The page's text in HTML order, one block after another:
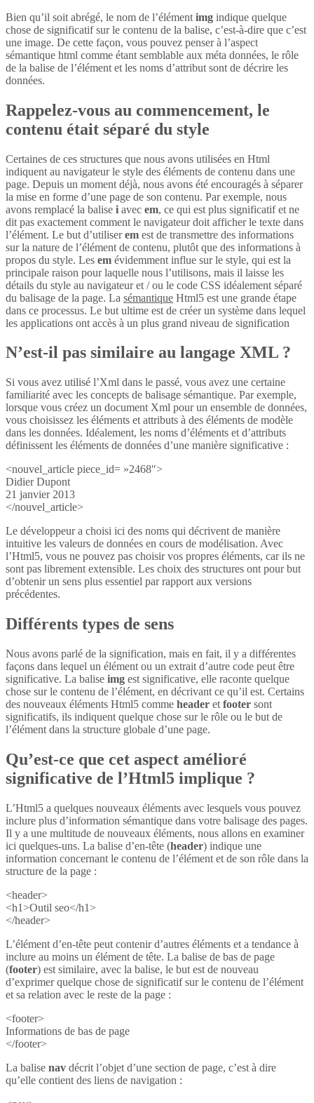
Bien qu’il soit abrégé, le nom de l’élément img indique quelque
chose de significatif sur le contenu de la balise, c’est-à-dire que c’est
une image. De cette façon, vous pouvez penser à l’aspect
sémantique html comme étant semblable aux méta données, le rôle
de la balise de l’élément et les noms d’attribut sont de décrire les
données.
Rappelez-vous au commencement, le
contenu était séparé du style
Certaines de ces structures que nous avons utilisées en Html
indiquent au navigateur le style des éléments de contenu dans une
page. Depuis un moment déjà, nous avons été encouragés à séparer
la mise en forme d’une page de son contenu. Par exemple, nous
avons remplacé la balise i avec em, ce qui est plus significatif et ne
dit pas exactement comment le navigateur doit afficher le texte dans
l’élément. Le but d’utiliserem est de transmettre des informations
sur la nature de l’élément de contenu, plutôt que des informations à
propos du style. Les em évidemment influe sur le style, qui est la
principale raison pour laquelle nous l’utilisons, mais il laisse les
détails du style au navigateur et / ou le code CSS idéalement séparé
du balisage de la page. La sémantique Html5 est une grande étape
dans ce processus. Le but ultime est de créer un système dans lequel
les applications ont accès à un plus grand niveau de signification
N’est-il pas similaire au langage XML ?
Si vous avez utilisé l’Xml dans le passé, vous avez une certaine
familiarité avec les concepts de balisage sémantique. Par exemple,
lorsque vous créez un document Xml pour un ensemble de données,
vous choisissez les éléments et attributs à des éléments de modèle
dans les données. Idéalement, les noms d’éléments et d’attributs
définissent les éléments de données d’une manière significative :
<nouvel_article piece_id= »2468″>
Didier Dupont
21 janvier 2013
</nouvel_article>
Le développeur a choisi ici des noms qui décrivent de manière
intuitive les valeurs de données en cours de modélisation. Avec
l’Html5, vous ne pouvez pas choisir vos propres éléments, car ils ne
sont pas librement extensible. Les choix des structures ont pour but
d’obtenir un sens plus essentiel par rapport aux versions
précédentes.
Différents types de sens
Nous avons parlé de la signification, mais en fait, il y a différentes
façons dans lequel un élément ou un extrait d’autre code peut être
significative. La balise img est significative, elle raconte quelque
chose sur le contenu de l’élément, en décrivant ce qu’il est. Certains
des nouveaux éléments Html5 comme header et footer sont
significatifs, ils indiquent quelque chose sur le rôle ou le but de
l’élément dans la structure globale d’une page.
Qu’est-ce que cet aspect amélioré
significative de l’Html5 implique ?
L’Html5 a quelques nouveaux éléments avec lesquels vous pouvez
inclure plus d’information sémantique dans votre balisage des pages.
Il y a une multitude de nouveaux éléments, nous allons en examiner
ici quelques-uns. La balise d’en-tête (header) indique une
information concernant le contenu de l’élément et de son rôle dans la
structure de la page :
<header>
<h1>Outil seo</h1>
</header>
L’élément d’en-tête peut contenir d’autres éléments et a tendance à
inclure au moins un élément de tête. La balise de bas de page
(footer) est similaire, avec la balise, le but est de nouveau
d’exprimer quelque chose de significatif sur le contenu de l’élément
et sa relation avec le reste de la page :
<footer>
Informations de bas de page
</footer>
La balise nav décrit l’objet d’une section de page, c’est à dire
qu’elle contient des liens de navigation :